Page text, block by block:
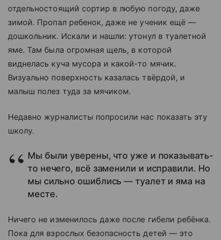
отдельностоящий сортир в любую погоду, даже
зимой. Пропал ребенок, даже не ученик ещё —
дошкольник. Искали и нашли: утонул в туалетной
яме. Там была огромная щель, в которой
виднелась куча мусора и какой-то мячик.
Визуально поверхность казалась твёрдой, и
малыш полез туда за мячиком.
Недавно журналисты попросили нас показать эту
школу.
Мы были уверены, что уже и показывать-
то нечего, всё заменили и исправили. Но
мы сильно ошиблись — туалет и яма на
месте.
Ничего не изменилось даже после гибели ребёнка.
Пока для взрослых безопасность детей — это